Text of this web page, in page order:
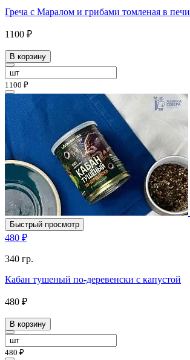
Греча с Маралом и грибами томленая в печи
1100 ₽
В корзину
1100 ₽
Быстрый просмотр
480 ₽
340 гр.
Кабан тушеный по-деревенски с капустой
480 ₽
В корзину
480 ₽